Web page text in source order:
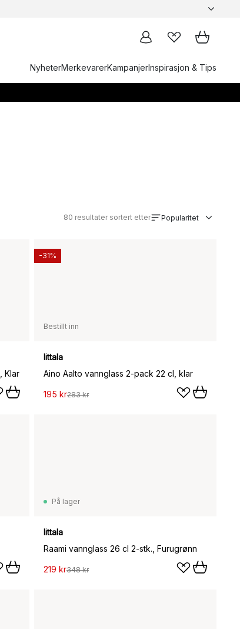
NyheterMerkevarerKampanjerInspirasjon & Tips
80 resultater sortert etter Popularitet
Klar
Bestillt inn
Iittala
Aino Aalto vannglass 2-pack 22 cl, klar
195 kr283 kr
-31%
På lager
Iittala
Raami vannglass 26 cl 2-stk., Furugrønn
219 kr348 kr